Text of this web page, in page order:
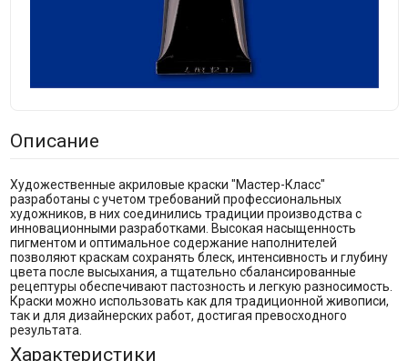
Описание
Художественные акриловые краски "Мастер-Класс"
разработаны с учетом требований профессиональных
художников, в них соединились традиции производства с
инновационными разработками. Высокая насыщенность
пигментом и оптимальное содержание наполнителей
позволяют краскам сохранять блеск, интенсивность и глубину
цвета после высыхания, а тщательно сбалансированные
рецептуры обеспечивают пастозность и легкую разносимость.
Краски можно использовать как для традиционной живописи,
так и для дизайнерских работ, достигая превосходного
результата.
Характеристики